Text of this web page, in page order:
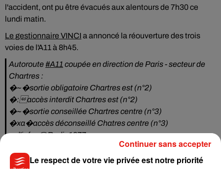
l'accident, ont pu être évacués aux alentours de 7h30 ce
lundi matin.
Le gestionnaire VINCI a annoncé la réouverture des trois
voies de l'A11 à 8h45.
Autoroute#A11 coupée en direction de Paris - secteur de
Chartres :
�~�️sortie obligatoire Chartres est (n°2)
�:️accès interdit Chartres est (n°2)
�~�️sortie conseillée Chartres centre (n°3)
�xa�accès déconseillé Chatres centre (n°3)
+ d'infos@Radio1077
— VINCI Autoroutes (@VINCIAutoroutes)
2019 Le respect de votre vie privée est notre priorité
Continuer sans accepter